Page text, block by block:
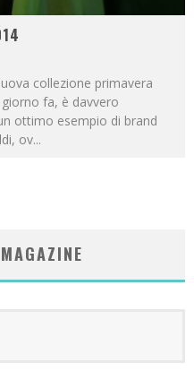
collezione primavera
fa, è davvero
ottimo esempio di brand
ov...